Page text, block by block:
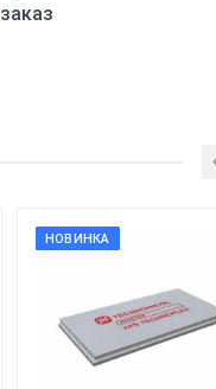
заказ
НОВИНКА